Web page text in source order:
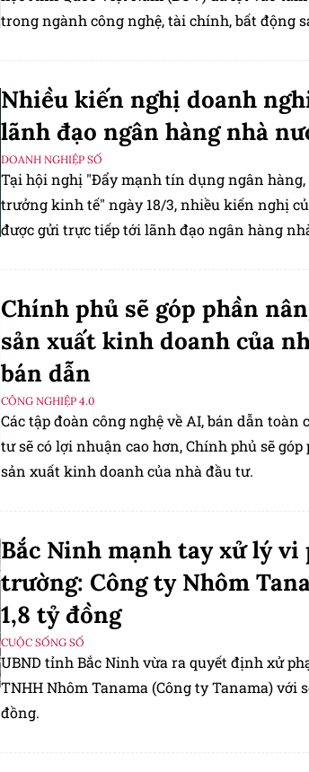
trong ngành công nghệ, tài chính, bất động
Nhiều kiến nghị doanh
lãnh đạo ngân hàng nhà
DOANH NGHIỆP SỐ
Tại hội nghị "Đẩy mạnh tín dụng ngân
trưởng kinh tế" ngày 18/3, nhiều kiến nghị
được gửi trực tiếp tới lãnh đạo ngân hàng
Chính phủ sẽ góp phần
sản xuất kinh doanh của
bán dẫn
CÔNG NGHIỆP 4.0
Các tập đoàn công nghệ về AI, bán dẫn toàn
tư sẽ có lợi nhuận cao hơn, Chính phủ sẽ
sản xuất kinh doanh của nhà đầu tư.
Bắc Ninh mạnh tay xử lý vi
trường: Công ty Nhôm
1,8 tỷ đồng
CUỘC SỐNG SỐ
UBND tỉnh Bắc Ninh vừa ra quyết định xử
TNHH Nhôm Tanama (Công ty Tanama) với
đồng.